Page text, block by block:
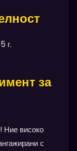
г.
за
Ние високо
с